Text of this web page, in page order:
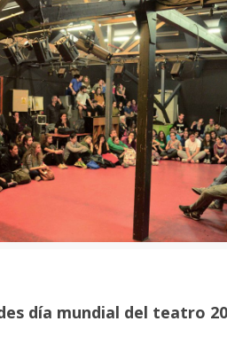
día mundial del teatro